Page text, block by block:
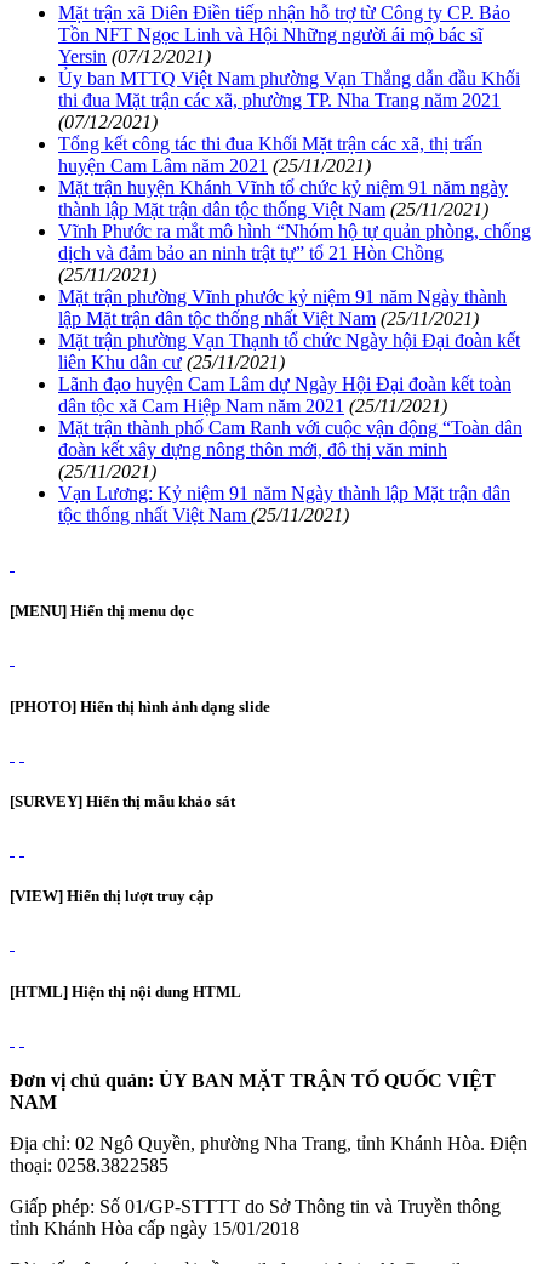
Mặt trận xã Diên Điền tiếp nhận hỗ trợ từ Công ty CP. Bảo
Tồn NFT Ngọc Linh và Hội Những người ái mộ bác sĩ
Yersin (07/12/2021)
Ủy ban MTTQ Việt Nam phường Vạn Thắng dẫn đầu Khối
thi đua Mặt trận các xã, phường TP. Nha Trang năm 2021
(07/12/2021)
Tổng kết công tác thi đua Khối Mặt trận các xã, thị trấn
huyện Cam Lâm năm 2021 (25/11/2021)
Mặt trận huyện Khánh Vĩnh tổ chức kỷ niệm 91 năm ngày
thành lập Mặt trận dân tộc thống Việt Nam (25/11/2021)
Vĩnh Phước ra mắt mô hình “Nhóm hộ tự quản phòng, chống
dịch và đảm bảo an ninh trật tự” tổ 21 Hòn Chồng
(25/11/2021)
Mặt trận phường Vĩnh phước kỷ niệm 91 năm Ngày thành
lập Mặt trận dân tộc thống nhất Việt Nam (25/11/2021)
Mặt trận phường Vạn Thạnh tổ chức Ngày hội Đại đoàn kết
liên Khu dân cư (25/11/2021)
Lãnh đạo huyện Cam Lâm dự Ngày Hội Đại đoàn kết toàn
dân tộc xã Cam Hiệp Nam năm 2021 (25/11/2021)
Mặt trận thành phố Cam Ranh với cuộc vận động “Toàn dân
đoàn kết xây dựng nông thôn mới, đô thị văn minh
(25/11/2021)
Vạn Lương: Kỷ niệm 91 năm Ngày thành lập Mặt trận dân
tộc thống nhất Việt Nam (25/11/2021)
[MENU] Hiển thị menu dọc
[PHOTO] Hiển thị hình ảnh dạng slide
[SURVEY] Hiển thị mẫu khảo sát
[VIEW] Hiển thị lượt truy cập
[HTML] Hiện thị nội dung HTML
Đơn vị chủ quản: ỦY BAN MẶT TRẬN TỔ QUỐC VIỆT
NAM
Địa chỉ: 02 Ngô Quyền, phường Nha Trang, tỉnh Khánh Hòa. Điện
thoại: 0258.3822585
Giấp phép: Số 01/GP-STTTT do Sở Thông tin và Truyền thông
tỉnh Khánh Hòa cấp ngày 15/01/2018